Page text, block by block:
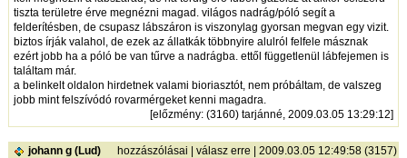
tiszta területre érve megnézni magad. világos nadrág/póló segít a
felderítésben, de csupasz lábszáron is viszonylag gyorsan megvan egy vizit.
biztos írják valahol, de ezek az állatkák többnyire alulról felfele másznak
ezért jobb ha a póló be van tűrve a nadrágba. ettől függetlenül lábfejemen is
találtam már.
a belinkelt oldalon hirdetnek valami bioriasztót, nem próbáltam, de valszeg
jobb mint felszívódó rovarmérgeket kenni magadra.
[előzmény: (3160) tarjánné, 2009.03.05 13:29:12]
johann g (Lud) hozzászólásai |válasz erre | 2009.03.05 12:49:58 (3157)